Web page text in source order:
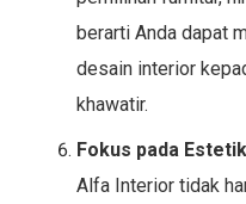
berarti Anda dapat
desain interior
khawatir.
Fokus pada
Alfa Interior tidak